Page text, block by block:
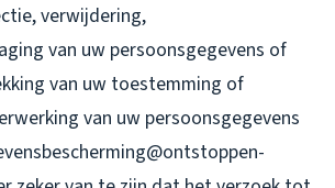
verwijdering,
van uw persoonsgegevens of
van uw toestemming of
van uw persoonsgegevens